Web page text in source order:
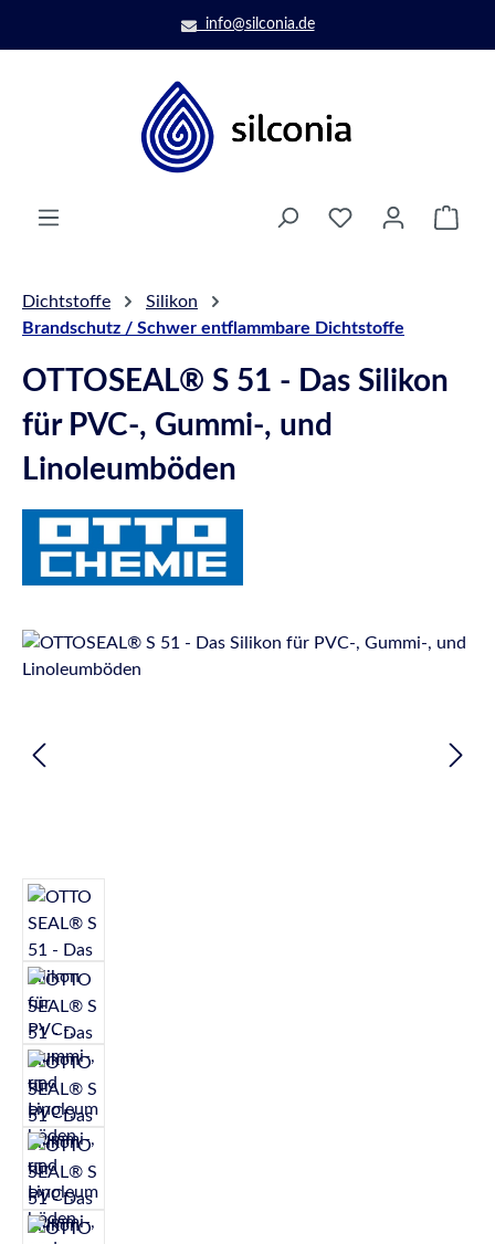
Zum Hauptinhalt springeninfo@silconia.de
Dichtstoffe
Silikon
Brandschutz / Schwer entflammbare Dichtstoffe
OTTOSEAL® S 51 - Das Silikon
für PVC-, Gummi-, und
Linoleumböden
Bildergalerie überspringen